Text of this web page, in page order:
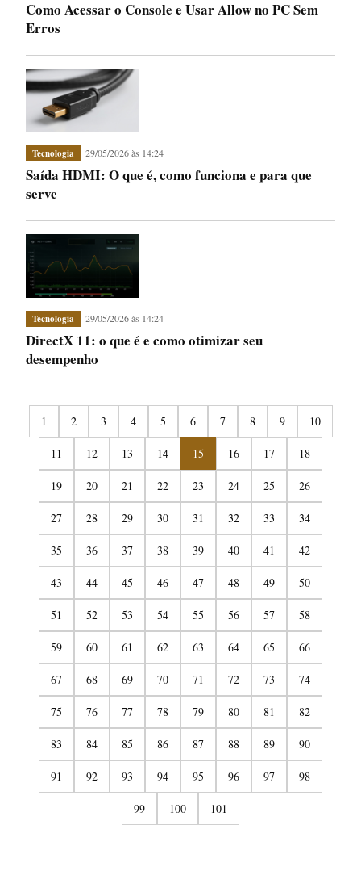
Como Acessar o Console e Usar Allow no PC Sem
Erros
Tecnologia 29/05/2026 às 14:24
Saída HDMI: O que é, como funciona e para que
serve
Tecnologia 29/05/2026 às 14:24
DirectX 11: o que é e como otimizar seu
desempenho
1 2 3 4 5 6 7 8 9 10
11 12 13 14 15 16 17 18
19 20 21 22 23 24 25 26
27 28 29 30 31 32 33 34
35 36 37 38 39 40 41 42
43 44 45 46 47 48 49 50
51 52 53 54 55 56 57 58
59 60 61 62 63 64 65 66
67 68 69 70 71 72 73 74
75 76 77 78 79 80 81 82
83 84 85 86 87 88 89 90
91 92 93 94 95 96 97 98
99 100 101